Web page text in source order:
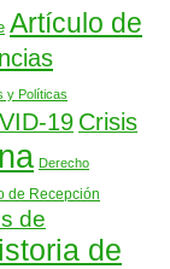
Artículo de
y Políticas
19 Crisis
Derecho
de Recepción
de
de